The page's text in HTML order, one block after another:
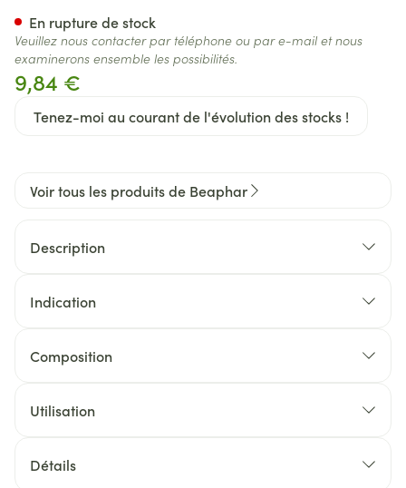
9,84 €
Tenez-moi au courant de l'évolution des stocks !
En rupture de stock
Veuillez nous contacter par téléphone ou par e-mail et nous
examinerons ensemble les possibilités.
Voir tous les produits de Beaphar
Description
Indication
et les paupières des chiens et des chats.
des yeux.
Composition
Utilisation
Détails